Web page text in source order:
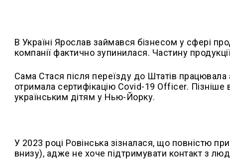
В Україні Ярослав займався бізнесом у сфері
компанії фактично зупинилася. Частину
Сама Стася після переїзду до Штатів
отримала сертифікацію Covid-19 Officer. Пізніше
українським дітям у Нью-Йорку.
У 2023 році Ровінська зізналася, що повністю
внизу), адже не хоче підтримувати контакт з